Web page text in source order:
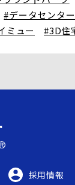
#データセンタ
ミュー #3D住
採用情報